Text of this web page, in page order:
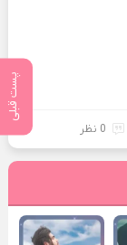
پست قبلی
0 نظر